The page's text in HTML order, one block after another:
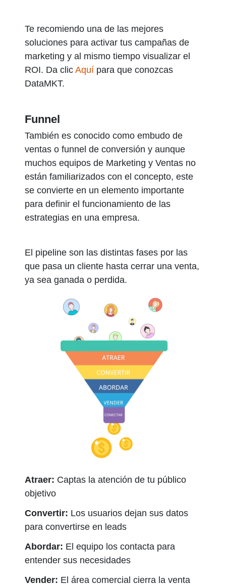
Te recomiendo una de las mejores
soluciones para activar tus campañas de
marketing y al mismo tiempo visualizar el
ROI. Da clic Aquí para que conozcas
DataMKT.
Funnel
También es conocido como embudo de
ventas o funnel de conversión y aunque
muchos equipos de Marketing y Ventas no
están familiarizados con el concepto, este
se convierte en un elemento importante
para definir el funcionamiento de las
estrategias en una empresa.
El pipeline son las distintas fases por las
que pasa un cliente hasta cerrar una venta,
ya sea ganada o perdida.
Atraer: Captas la atención de tu público
objetivo
Convertir: Los usuarios dejan sus datos
para convertirse en leads
Abordar: El equipo los contacta para
entender sus necesidades
Vender: El área comercial cierra la venta